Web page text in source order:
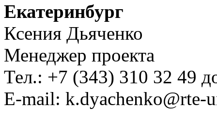
Екатеринбург
Ксения Дьяченко
Менеджер проекта
Тел.: +7 (343) 310 32 49
E-mail: